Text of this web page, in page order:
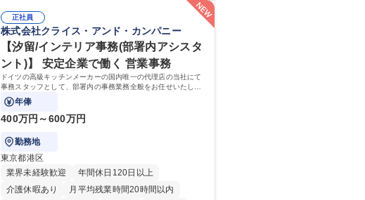
報のシステム登録・更新 ・年会費の徴収管理や入金
データの照合確認 【問い合わせ対応】 ・会員（医
師）からの電話、FAX、ネット申請に伴う相談受付
・複雑な案件のへのエスカレーション・連携対応 募
集職種 第二新卒歓迎！【正社員事務】年休120日/デ
スクワーク中心で残業少なめ
「実働7時間勤務」で残業も少なくワークライフバラ
ンスは抜群です。 【将来的な業務（各種委員会運
営）】 ・学会内における各種委員会のスケジュール
調整、資料作成、当日の運営サポート 学歴・資格 学
歴：大学院 大学 語学力： 資格：
正社員
株式会社クライス・アンド・カンパニー
【汐留/インテリア事務(部署内アシスタ
ント)】 安定企業で働く 営業事務
ドイツの高級キッチンメーカーの国内唯一の代理店の当社にて
事務スタッフとして、部署内の事務業務全般をお任せいたしま
す。 裁量を持って働いていただけるため、スキルアップも可能
です。年俸
400万円～600万円
勤務地
東京都港区
業界未経験歓迎
年間休日120日以上
介護休暇あり
月平均残業時間20時間以内